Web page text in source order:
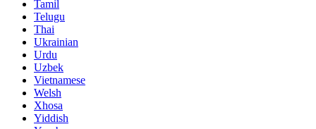
Tamil
Telugu
Thai
Ukrainian
Urdu
Uzbek
Vietnamese
Welsh
Xhosa
Yiddish